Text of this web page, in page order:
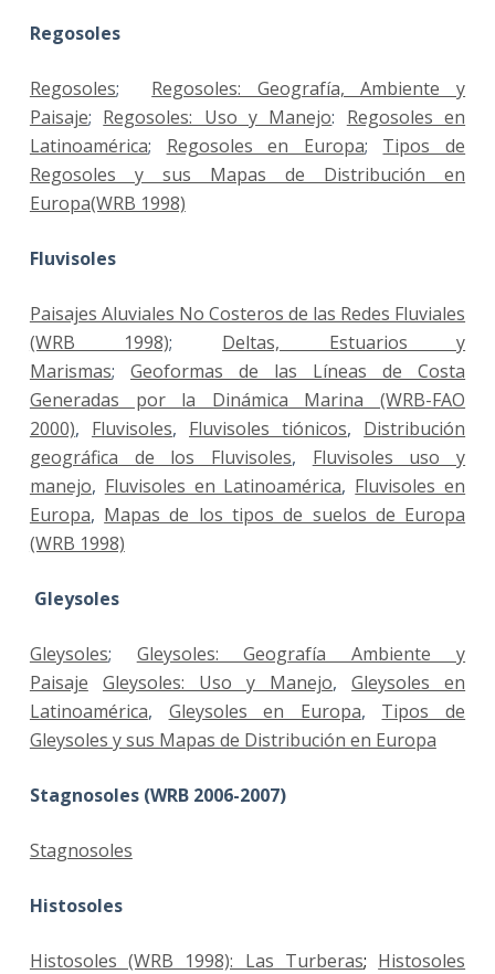
Regosoles
Regosoles; Regosoles: Geografía, Ambiente y
Paisaje; Regosoles: Uso y Manejo: Regosoles en
Latinoamérica; Regosoles en Europa; Tipos de
Regosoles y sus Mapas de Distribución en
Europa(WRB 1998)
Fluvisoles
Paisajes Aluviales No Costeros de las Redes Fluviales
(WRB 1998); Deltas, Estuarios y
Marismas; Geoformas de las Líneas de Costa
Generadas por la Dinámica Marina (WRB-FAO
2000), Fluvisoles, Fluvisoles tiónicos, Distribución
geográfica de los Fluvisoles, Fluvisoles uso y
manejo, Fluvisoles en Latinoamérica, Fluvisoles en
Europa, Mapas de los tipos de suelos de Europa
(WRB 1998)
Gleysoles
Gleysoles; Gleysoles: Geografía Ambiente y
Paisaje
Gleysoles: Uso y Manejo,Gleysoles en
Latinoamérica, Gleysoles en Europa, Tipos de
Gleysoles y sus Mapas de Distribución en Europa
Stagnosoles (WRB 2006-2007)
Stagnosoles
Histosoles
Histosoles (WRB 1998): Las Turberas; Histosoles